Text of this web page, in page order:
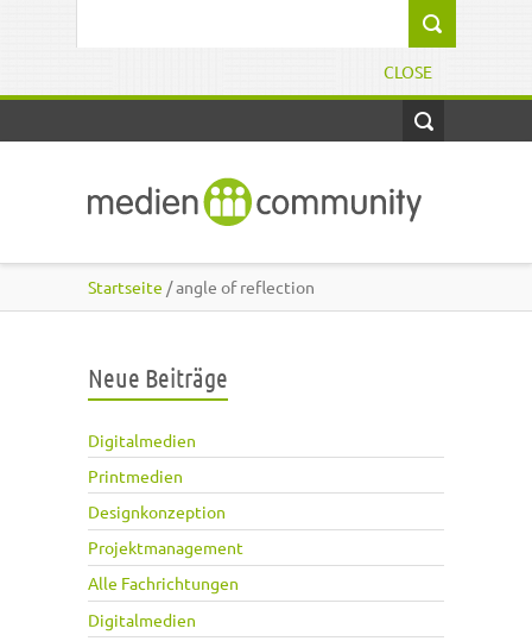
CLOSE
Startseite / angle of reflection
Neue Beiträge
Digitalmedien
Printmedien
Designkonzeption
Projektmanagement
Alle Fachrichtungen
Digitalmedien